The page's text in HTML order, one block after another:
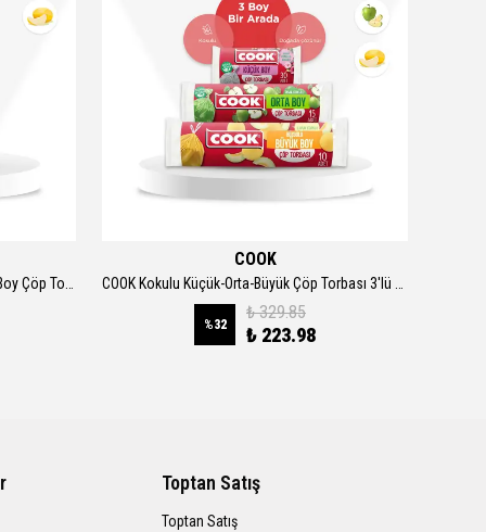
COOK Ekonomik Büzgülü Kokulu Orta Boy Çöp Torbası 2'li Set 55x60cm 30'lu
COOK
COOK Kokulu Küçük-Orta-Büyük Çöp Torbası 3'lü Set
%32
₺ 329.85
₺ 223.98
Toptan Satış
Toptan Satış